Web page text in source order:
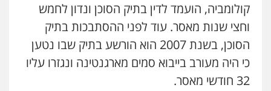
קולומביה, הועמד לדין בתיק הסוכן ונדון לחמש
וחצי שנות מאסר. עוד לפני ההסתבכות בתיק
הסוכן, בשנת 2007 הוא הורשע בתיק שבו נטען
כי היה מעורב בייבוא סמים מארגנטינה ונגזרו עליו
32 חודשי מאסר.